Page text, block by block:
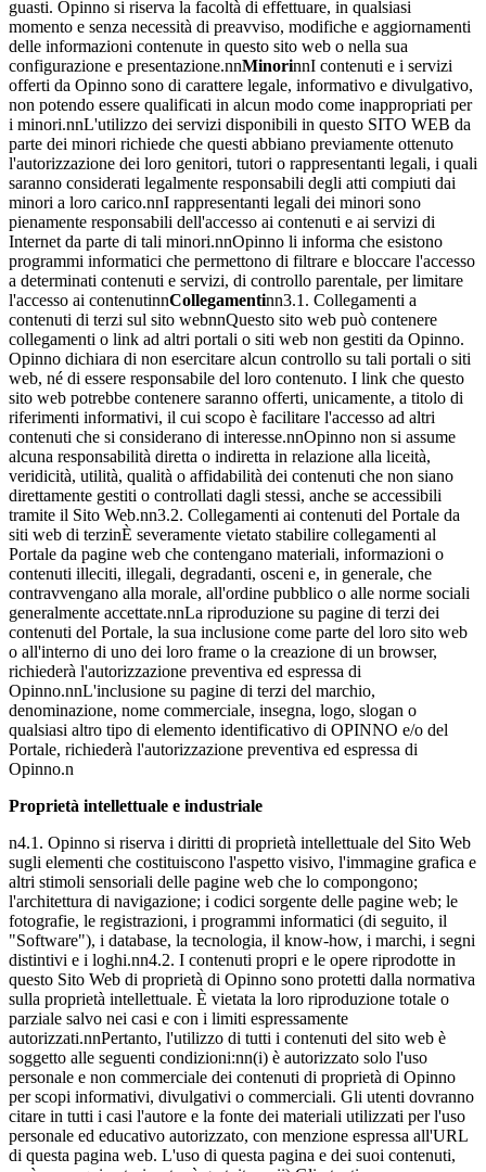
guasti. Opinno si riserva la facoltà di effettuare, in qualsiasi
momento e senza necessità di preavviso, modifiche e aggiornamenti
delle informazioni contenute in questo sito web o nella sua
configurazione e presentazione.nnMinorinnI contenuti e i servizi
offerti da Opinno sono di carattere legale, informativo e divulgativo,
non potendo essere qualificati in alcun modo come inappropriati per
i minori.nnL'utilizzo dei servizi disponibili in questo SITO WEB da
parte dei minori richiede che questi abbiano previamente ottenuto
l'autorizzazione dei loro genitori, tutori o rappresentanti legali, i quali
saranno considerati legalmente responsabili degli atti compiuti dai
minori a loro carico.nnI rappresentanti legali dei minori sono
pienamente responsabili dell'accesso ai contenuti e ai servizi di
Internet da parte di tali minori.nnOpinno li informa che esistono
programmi informatici che permettono di filtrare e bloccare l'accesso
a determinati contenuti e servizi, di controllo parentale, per limitare
l'accesso ai contenutinnCollegamentinn3.1. Collegamenti a
contenuti di terzi sul sito webnnQuesto sito web può contenere
collegamenti o link ad altri portali o siti web non gestiti da Opinno.
Opinno dichiara di non esercitare alcun controllo su tali portali o siti
web, né di essere responsabile del loro contenuto. I link che questo
sito web potrebbe contenere saranno offerti, unicamente, a titolo di
riferimenti informativi, il cui scopo è facilitare l'accesso ad altri
contenuti che si considerano di interesse.nnOpinno non si assume
alcuna responsabilità diretta o indiretta in relazione alla liceità,
veridicità, utilità, qualità o affidabilità dei contenuti che non siano
direttamente gestiti o controllati dagli stessi, anche se accessibili
tramite il Sito Web.nn3.2. Collegamenti ai contenuti del Portale da
siti web di terzinÈ severamente vietato stabilire collegamenti al
Portale da pagine web che contengano materiali, informazioni o
contenuti illeciti, illegali, degradanti, osceni e, in generale, che
contravvengano alla morale, all'ordine pubblico o alle norme sociali
generalmente accettate.nnLa riproduzione su pagine di terzi dei
contenuti del Portale, la sua inclusione come parte del loro sito web
o all'interno di uno dei loro frame o la creazione di un browser,
richiederà l'autorizzazione preventiva ed espressa di
Opinno.nnL'inclusione su pagine di terzi del marchio,
denominazione, nome commerciale, insegna, logo, slogan o
qualsiasi altro tipo di elemento identificativo di OPINNO e/o del
Portale, richiederà l'autorizzazione preventiva ed espressa di
Opinno.n
Proprietà intellettuale e industriale
n4.1. Opinno si riserva i diritti di proprietà intellettuale del Sito Web
sugli elementi che costituiscono l'aspetto visivo, l'immagine grafica e
altri stimoli sensoriali delle pagine web che lo compongono;
l'architettura di navigazione; i codici sorgente delle pagine web; le
fotografie, le registrazioni, i programmi informatici (di seguito, il
"Software"), i database, la tecnologia, il know-how, i marchi, i segni
distintivi e i loghi.nn4.2. I contenuti propri e le opere riprodotte in
questo Sito Web di proprietà di Opinno sono protetti dalla normativa
sulla proprietà intellettuale. È vietata la loro riproduzione totale o
parziale salvo nei casi e con i limiti espressamente
autorizzati.nnPertanto, l'utilizzo di tutti i contenuti del sito web è
soggetto alle seguenti condizioni:nn(i) è autorizzato solo l'uso
personale e non commerciale dei contenuti di proprietà di Opinno
per scopi informativi, divulgativi o commerciali. Gli utenti dovranno
citare in tutti i casi l'autore e la fonte dei materiali utilizzati per l'uso
personale ed educativo autorizzato, con menzione espressa all'URL
di questa pagina web. L'uso di questa pagina e dei suoi contenuti,